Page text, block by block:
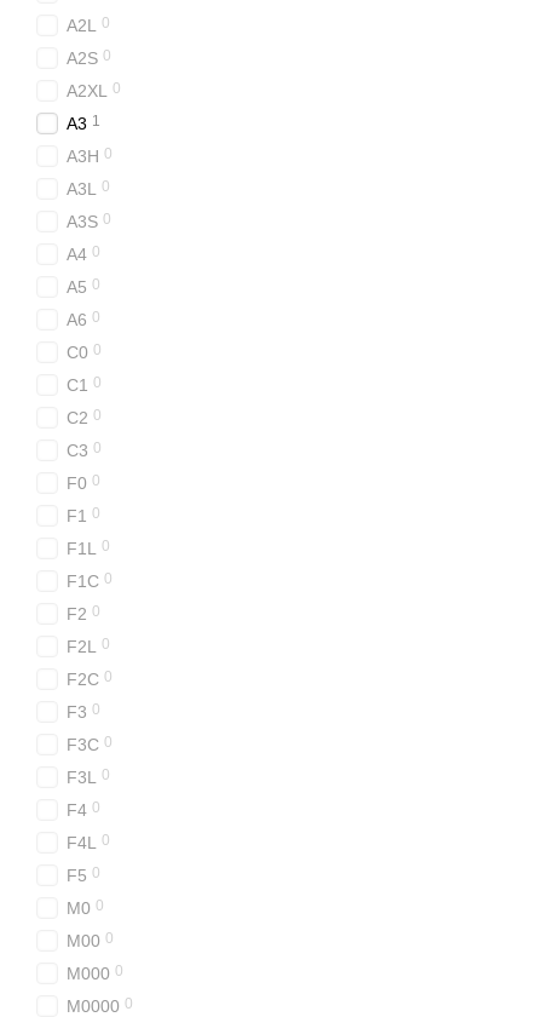
A2L 0
A2S 0
A2XL 0
A3 1
A3H 0
A3L 0
A3S 0
A4 0
A5 0
A6 0
C0 0
C1 0
C2 0
C3 0
F0 0
F1 0
F1L 0
F1C 0
F2 0
F2L 0
F2C 0
F3 0
F3C 0
F3L 0
F4 0
F4L 0
F5 0
M0 0
M00 0
M000 0
M0000 0